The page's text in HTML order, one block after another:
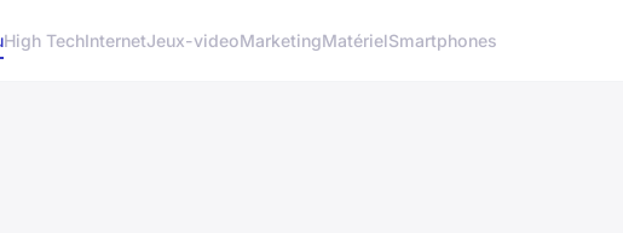
High TechInternetJeux-videoMarketingMatérielSmartphones